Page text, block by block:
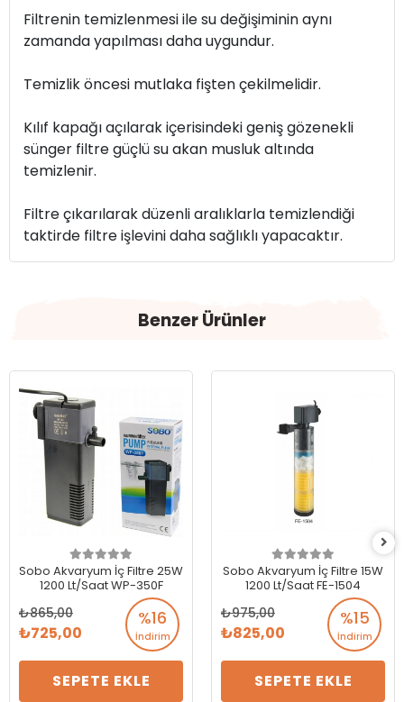
Filtrenin temizlenmesi ile su değişiminin aynı
zamanda yapılması daha uygundur.
Temizlik öncesi mutlaka fişten çekilmelidir.
Kılıf kapağı açılarak içerisindeki geniş gözenekli
sünger filtre güçlü su akan musluk altında
temizlenir.
Filtre çıkarılarak düzenli aralıklarla temizlendiği
taktirde filtre işlevini daha sağlıklı yapacaktır.
Benzer Ürünler
Sobo Akvaryum İç Filtre 25W
1200 Lt/Saat WP-350F
%16
İndirim
865,00
725,00
SEPETE EKLE
Sobo Akvaryum İç Filtre 15W
1200 Lt/Saat FE-1504
%15
İndirim
975,00
825,00
SEPETE EKLE